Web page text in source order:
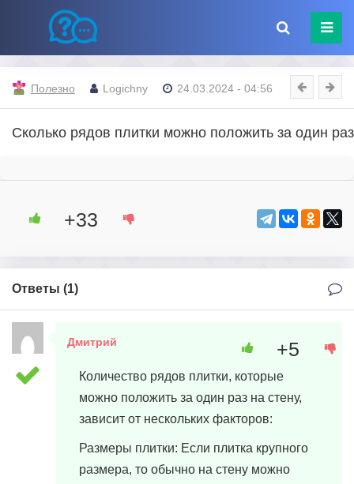
Полезно Logichny 24.03.2024 - 04:56
Сколько рядов плитки можно положить за один
+33
Ответы (1)
Дмитрий
Количество рядов плитки, которые
можно положить за один раз на стену,
зависит от нескольких факторов:
Размеры плитки: Если плитка крупного
размера, то обычно на стену можно
+5